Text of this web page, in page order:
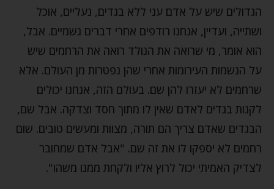
הגדולים שיש על אדם עני ללא בגדים, נעליים, אוכל
ושתייה, ועדיין, אנחנו רודפים אחרי דברים גשמיים. אבל,
הוא אומר, מי שרואה את הנולד רואה את הרחמים שיש
על הנשמות העירומות אחרי שהן נפטרות מן העולם. אלא
שרחמים לא יעזרו להן שם. בעולם הזה, אנחנו יכולים
לקנות בגדים לאדם שאין לו מתוך חסד וצדקה. אבל שם,
הבגדים שאדם צריך הם תורה, מצוות ומעשים טובים. שום
רחמים לא יספקו לו את זה שם. "אבל אדם שמחובר
לצדיק האמיתי יכול לרוץ אליו ולקחת ממנו משהו".